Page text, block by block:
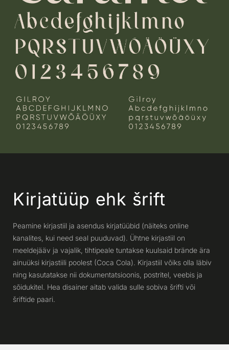
Kirjatüüp ehk šrift
Peamine kirjastiil ja asendus kirjatüübid (näiteks online
kanalites, kui need seal puuduvad). Ühtne kirjastiil on
meeldejääv ja vajalik, tihtipeale tuntakse kuulsaid brände ära
ainuüksi kirjastiili poolest (Coca Cola). Kirjastiil võiks olla läbiv
ning kasutatakse nii dokumentatsioonis, postritel, veebis ja
sõidukitel. Hea disainer aitab valida sulle sobiva šrifti või
šriftide paari.